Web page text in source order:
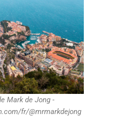
Mark de Jong -
fr/@mrmarkdejong